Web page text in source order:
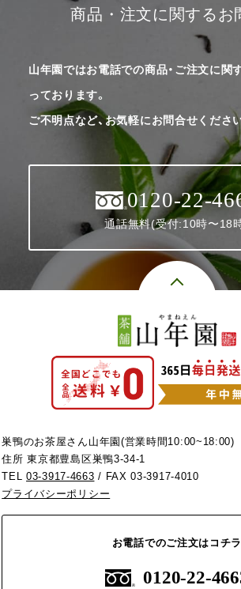
商品・注文に関するお
山年園ではお電話での商品・ご注文に関
っております。
ご不明点など、お気軽にお問合せくださ
0120-22-
通話無料(受付:10時〜18
巣鴨のお茶屋さん山年園(営業時間10:00~18:00)
住所 東京都豊島区巣鴨3-34-1
TEL03-3917-4663 / FAX 03-3917-4010
プライバシーポリシー
お電話でのご注文はコチラ
0120-22-